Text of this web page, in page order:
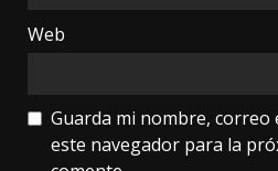
Web
Guarda mi nombre, correo
este navegador para la